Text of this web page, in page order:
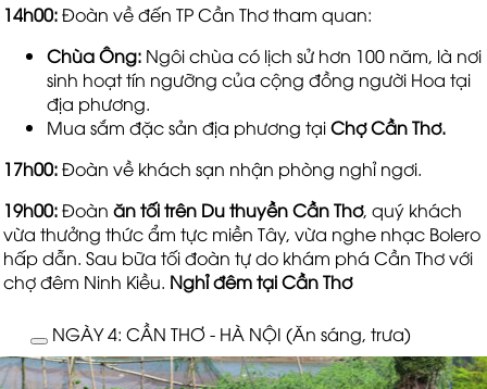
14h00:Đoàn về đến TP Cần Thơ tham quan:
Chùa Ông: Ngôi chùa có lịch sử hơn 100 năm, là nơi
sinh hoạt tín ngưỡng của cộng đồng người Hoa tại
địa phương.
Mua sắm đặc sản địa phương tạiChợ Cần Thơ.
17h00:Đoàn về khách sạn nhận phòng nghỉ ngơi.
19h00:Đoàn ăn tối trên Du thuyền Cần Thơ, quý khách
vừa thưởng thức ẩm tực miền Tây, vừa nghe nhạc Bolero
hấp dẫn. Sau bữa tối đoàn tự do khám phá Cần Thơ với
chợ đêm Ninh Kiều. Nghỉ đêm tại Cần Thơ
NGÀY 4: CẦN THƠ - HÀ NỘI (Ăn sáng, trưa)